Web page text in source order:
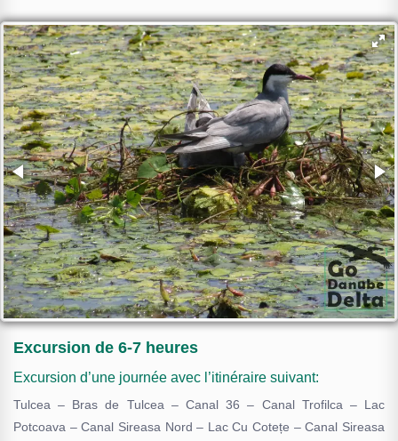
Excursion de 6-7 heures
Excursion d’une journée avec l’itinéraire suivant:
Tulcea – Bras de Tulcea – Canal 36 – Canal Trofilca – Lac
Potcoava – Canal Sireasa Nord – Lac Cu Cotețe – Canal Sireasa